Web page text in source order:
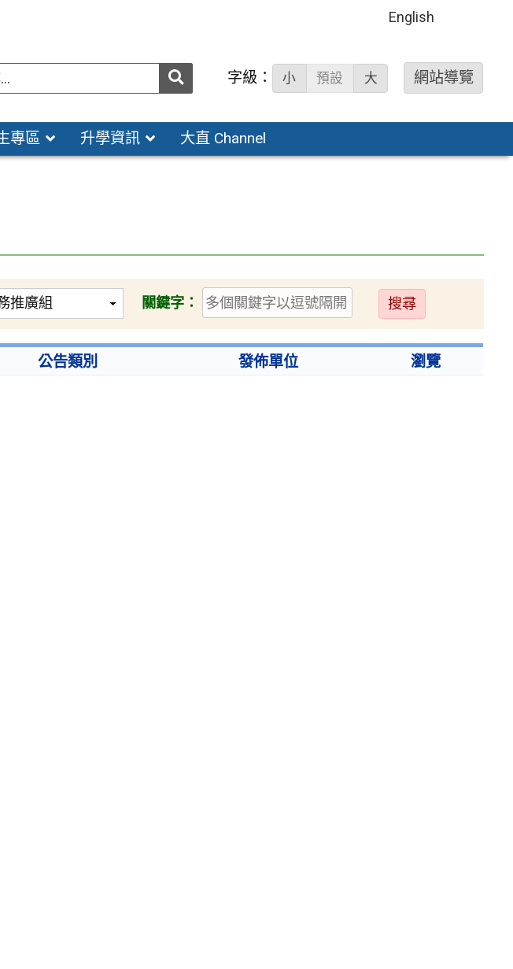
English
送出 字級： 小 預設 大 網站導覽
專區 升學資訊 大直 Channel
關鍵字：
送
出
公告類別 發佈單位 瀏覽